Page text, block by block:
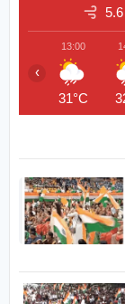
13:00
31°C
‹